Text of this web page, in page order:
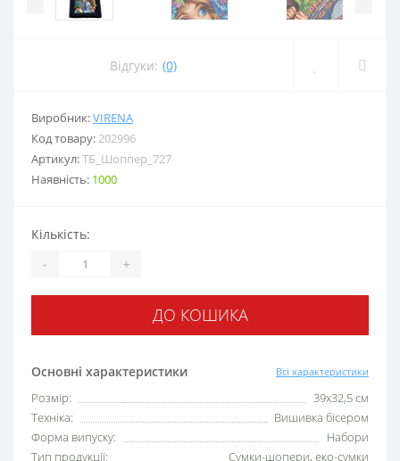
Відгуки: (0)
Виробник:VIRENA
Код товару:202996
Артикул:ТБ_Шоппер_727
Наявність: 1000
Основні характеристики Всі характеристики
Розмір:
39х32,5 см
Техніка:
Вишивка бісером
Форма випуску:
Набори
Тип продукції:
Сумки-шопери, еко-сумки
Кількість:
- +
ДО КОШИКА